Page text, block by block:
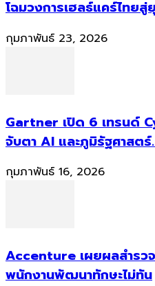
โฉมวงการเฮลธ์แคร์ไทย
กุมภาพันธ์ 23, 2026
Gartner เปิด 6 เทรนด์
จับตา AI และภูมิรัฐศาสตร์
กุมภาพันธ์ 16, 2026
Accenture เผยผลสำรว
พนักงานพัฒนาทักษะไม่ทัน